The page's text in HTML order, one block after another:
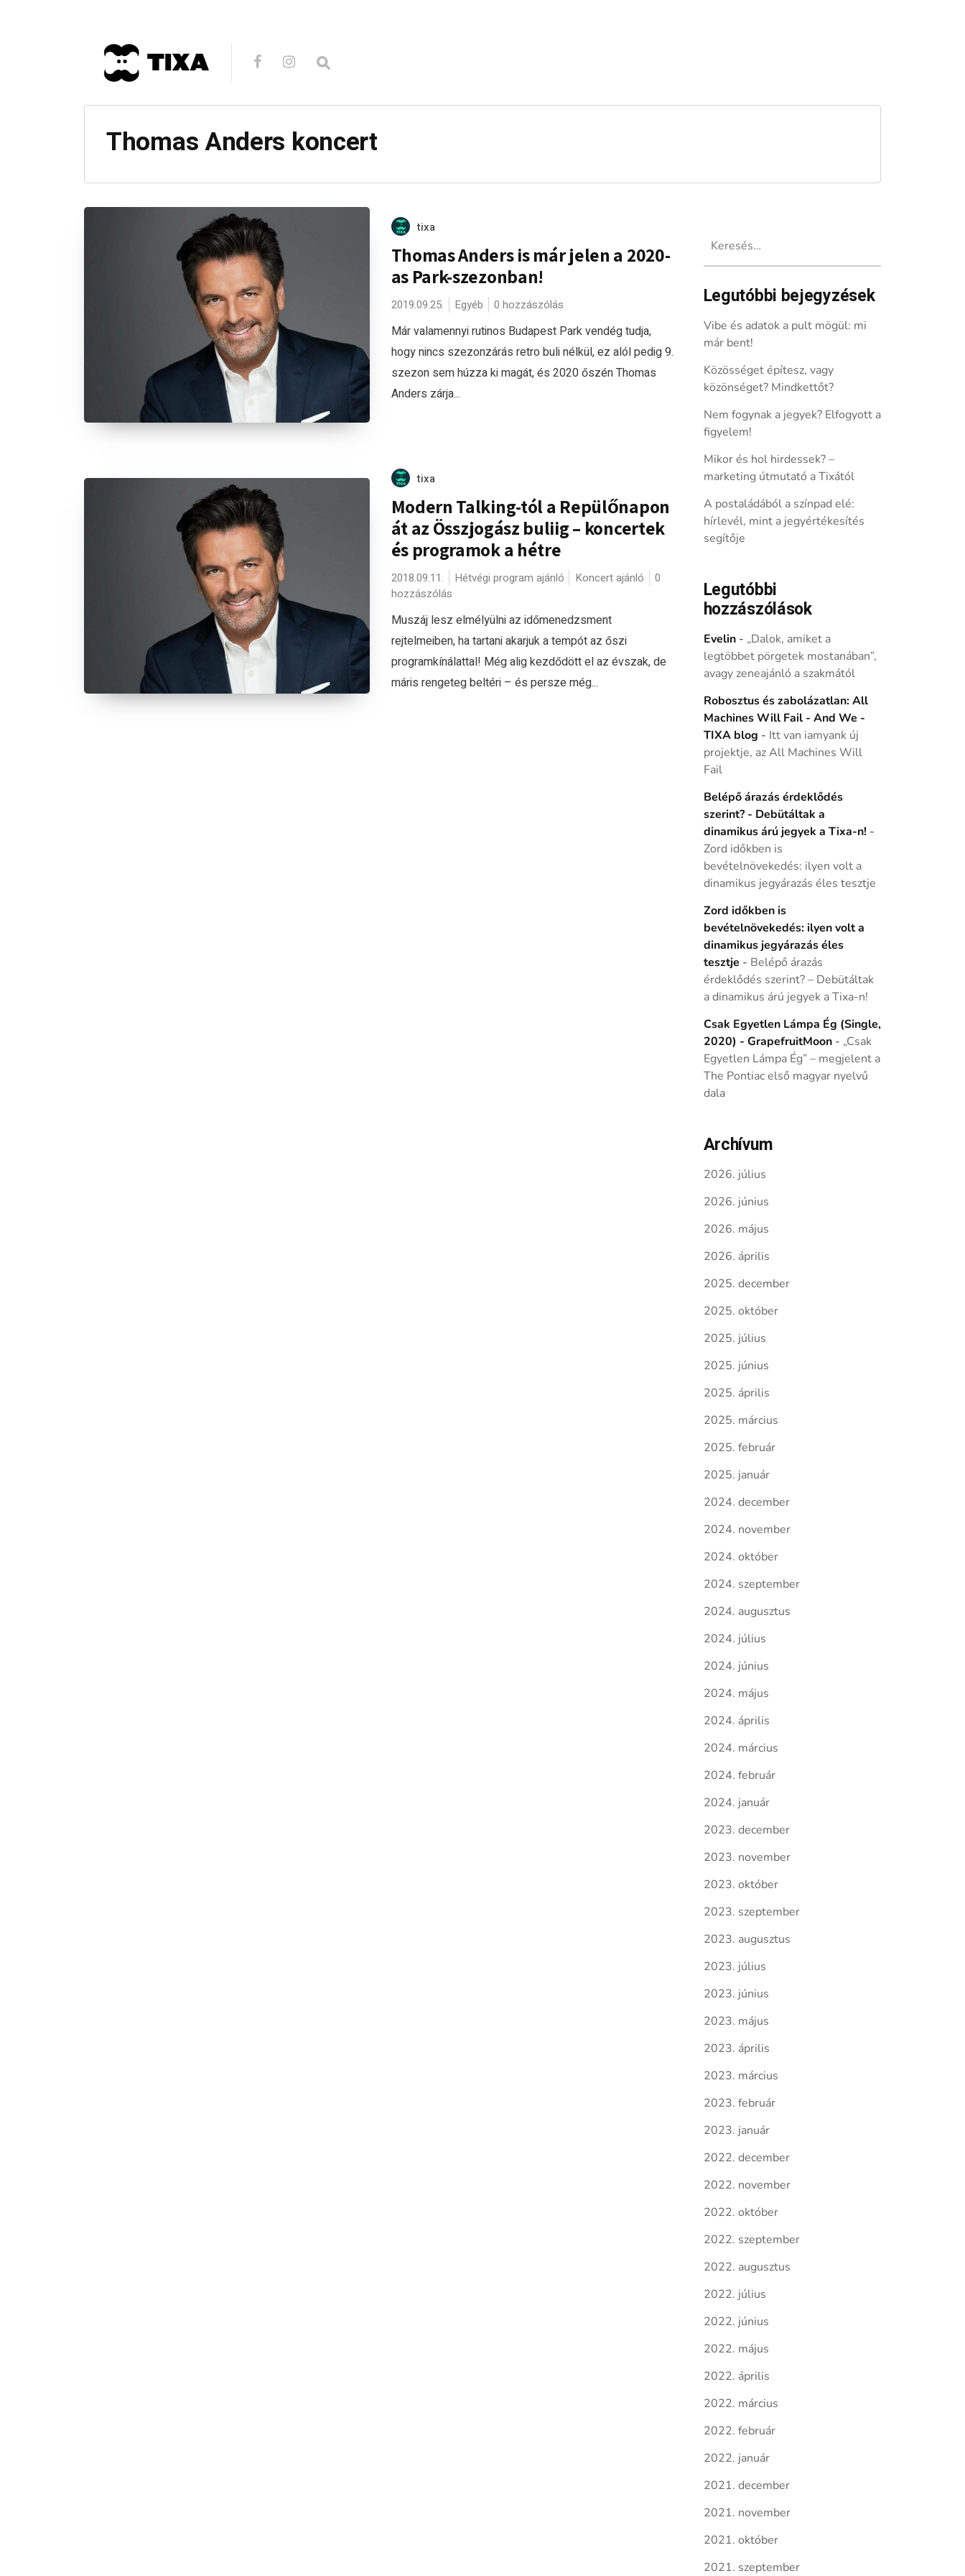
Thomas Anders koncert
tixa
Thomas Anders is már jelen a 2020-
as Park-szezonban!
2019.09.25. Egyéb 0 hozzászólás
Már valamennyi rutinos Budapest Park vendég tudja,
hogy nincs szezonzárás retro buli nélkül, ez alól pedig 9.
szezon sem húzza ki magát, és 2020 őszén Thomas
Anders zárja...
tixa
Modern Talking-tól a Repülőnapon
át az Összjogász buliig – koncertek
és programok a hétre
2018.09.11. Hétvégi program ajánló Koncert ajánló
0
hozzászólás
Muszáj lesz elmélyülni az időmenedzsment
rejtelmeiben, ha tartani akarjuk a tempót az őszi
programkínálattal! Még alig kezdődött el az évszak, de
máris rengeteg beltéri – és persze még...
Legutóbbi bejegyzések
Vibe és adatok a pult mögül: mi
már bent!
Közösséget építesz, vagy
közönséget? Mindkettőt?
Nem fogynak a jegyek? Elfogyott a
figyelem!
Mikor és hol hirdessek? –
marketing útmutató a Tixától
A postaládából a színpad elé:
hírlevél, mint a jegyértékesítés
segítője
Legutóbbi
hozzászólások
Evelin- „Dalok, amiket a
legtöbbet pörgetek mostanában”,
avagy zeneajánló a szakmától
Robosztus és zabolázatlan: All
Machines Will Fail - And We -
TIXA blog - Itt van iamyank új
projektje, az All Machines Will
Fail
Belépő árazás érdeklődés
szerint? - Debütáltak a
dinamikus árú jegyek a Tixa-n! -
Zord időkben is
bevételnövekedés: ilyen volt a
dinamikus jegyárazás éles tesztje
Zord időkben is
bevételnövekedés: ilyen volt a
dinamikus jegyárazás éles
tesztje - Belépő árazás
érdeklődés szerint? – Debütáltak
a dinamikus árú jegyek a Tixa-n!
Csak Egyetlen Lámpa Ég (Single,
2020) - GrapefruitMoon- „Csak
Egyetlen Lámpa Ég” – megjelent a
The Pontiac első magyar nyelvű
dala
Archívum
2026. július
2026. június
2026. május
2026. április
2025. december
2025. október
2025. július
2025. június
2025. április
2025. március
2025. február
2025. január
2024. december
2024. november
2024. október
2024. szeptember
2024. augusztus
2024. július
2024. június
2024. május
2024. április
2024. március
2024. február
2024. január
2023. december
2023. november
2023. október
2023. szeptember
2023. augusztus
2023. július
2023. június
2023. május
2023. április
2023. március
2023. február
2023. január
2022. december
2022. november
2022. október
2022. szeptember
2022. augusztus
2022. július
2022. június
2022. május
2022. április
2022. március
2022. február
2022. január
2021. december
2021. november
2021. október
2021. szeptember